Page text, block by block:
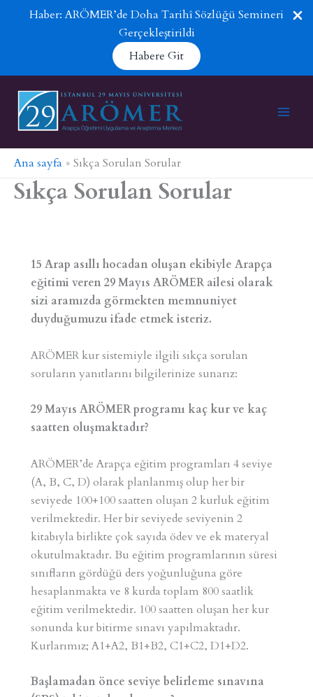
Haber: ARÖMER’de Doha Tarihî Sözlüğü Semineri
Gerçekleştirildi
Habere Git
Ana sayfa Sıkça Sorulan Sorular
Sıkça Sorulan Sorular
15 Arap asıllı hocadan oluşan ekibiyle Arapça
eğitimi veren 29 Mayıs ARÖMER ailesi olarak
sizi aramızda görmekten memnuniyet
duyduğumuzu ifade etmek isteriz.
ARÖMER kur sistemiyle ilgili sıkça sorulan
soruların yanıtlarını bilgilerinize sunarız:
29 Mayıs ARÖMER programı kaç kur ve kaç
saatten oluşmaktadır?
ARÖMER’de Arapça eğitim programları 4 seviye
(A, B, C, D) olarak planlanmış olup her bir
seviyede 100+100 saatten oluşan 2 kurluk eğitim
verilmektedir. Her bir seviyede seviyenin 2
kitabıyla birlikte çok sayıda ödev ve ek materyal
okutulmaktadır. Bu eğitim programlarının süresi
sınıfların gördüğü ders yoğunluğuna göre
hesaplanmakta ve 8 kurda toplam 800 saatlik
eğitim verilmektedir. 100 saatten oluşan her kur
sonunda kur bitirme sınavı yapılmaktadır.
Kurlarımız; A1+A2, B1+B2, C1+C2, D1+D2.
Başlamadan önce seviye belirleme sınavına